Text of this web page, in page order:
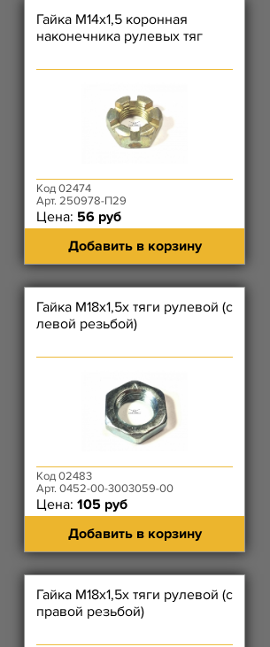
Гайка М14х1,5 коронная
наконечника рулевых тяг
Код 02474
Арт. 250978-П29
Цена: 56 руб
Добавить в корзину
Гайка М18х1,5х тяги рулевой (с
левой резьбой)
Код 02483
Арт. 0452-00-3003059-00
Цена: 105 руб
Добавить в корзину
Гайка М18х1,5х тяги рулевой (с
правой резьбой)